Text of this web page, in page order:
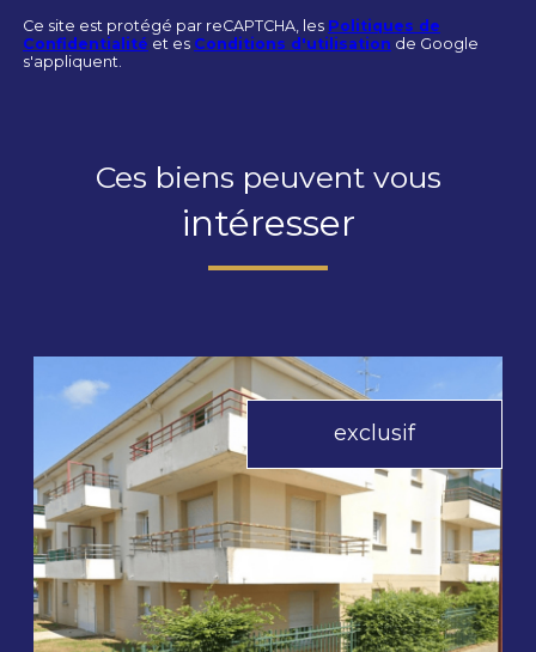
Ce site est protégé par reCAPTCHA, les Politiques de
Confidentialité et es Conditions d'utilisation de Google
s'appliquent.
Ces biens peuvent vous
intéresser
exclusif
voir le bien